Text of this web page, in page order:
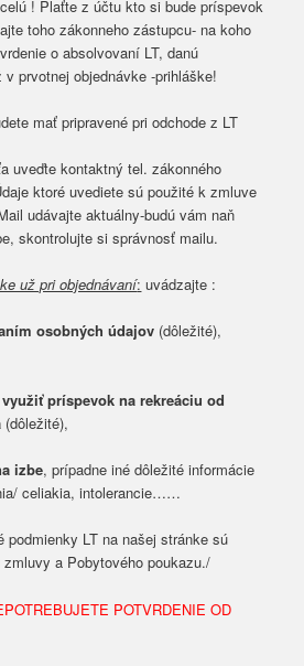
! Plaťte z účtu kto si bude príspevok
toho zákonneho zástupcu- na koho
o absolvovaní LT, danú
prvotnej objednávke -prihláške!
mať pripravené pri odchode z LT
uveďte kontaktný tel. zákonného
ktoré uvediete sú použité k zmluve
udávajte aktuálny-budú vám naň
skontrolujte si správnosť mailu.
už pri objednávaní: uvádzajte :
osobných údajov (dôležité),
príspevok na rekreáciu od
(dôležité),
izbe, prípadne iné dôležité informácie
celiakia, intolerancie……
podmienky LT na našej stránke sú
a Pobytového poukazu./
POTVRDENIE OD